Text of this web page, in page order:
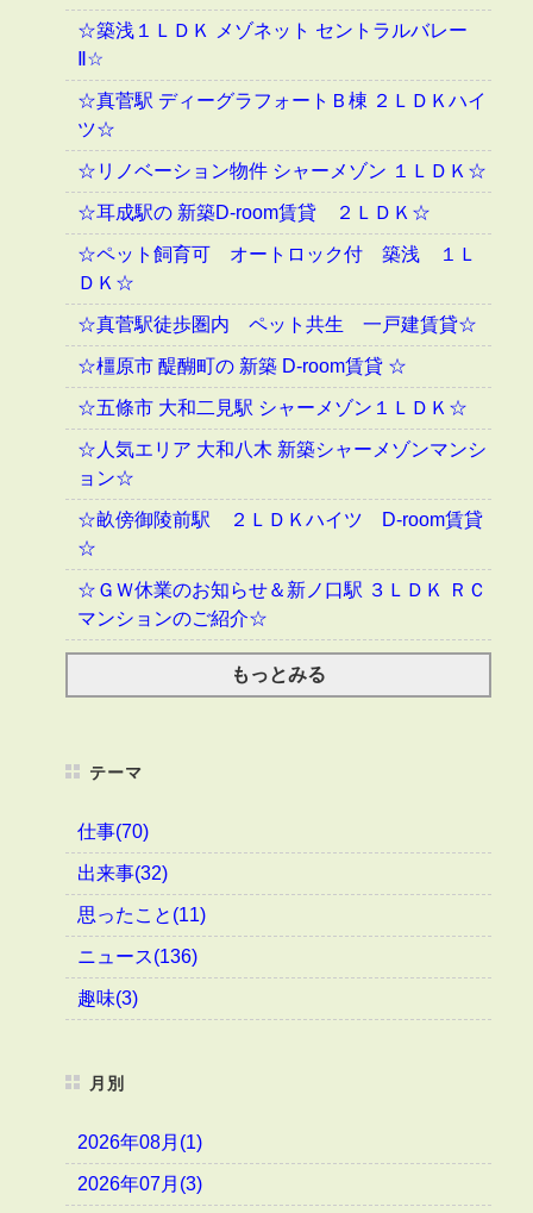
☆築浅１ＬＤＫ メゾネット セントラルバレー
Ⅱ☆
☆真菅駅 ディーグラフォートＢ棟 ２ＬＤＫハイ
ツ☆
☆リノベーション物件 シャーメゾン １ＬＤＫ☆
☆耳成駅の 新築D-room賃貸 ２ＬＤＫ☆
☆ペット飼育可 オートロック付 築浅 １Ｌ
ＤＫ☆
☆真菅駅徒歩圏内 ペット共生 一戸建賃貸☆
☆橿原市 醍醐町の 新築 D-room賃貸 ☆
☆五條市 大和二見駅 シャーメゾン１ＬＤＫ☆
☆人気エリア 大和八木 新築シャーメゾンマンシ
ョン☆
☆畝傍御陵前駅 ２ＬＤＫハイツ D-room賃貸
☆
☆ＧＷ休業のお知らせ＆新ノ口駅 ３ＬＤＫ ＲＣ
マンションのご紹介☆
もっとみる
テーマ
仕事(70)
出来事(32)
思ったこと(11)
ニュース(136)
趣味(3)
月別
2026年08月(1)
2026年07月(3)